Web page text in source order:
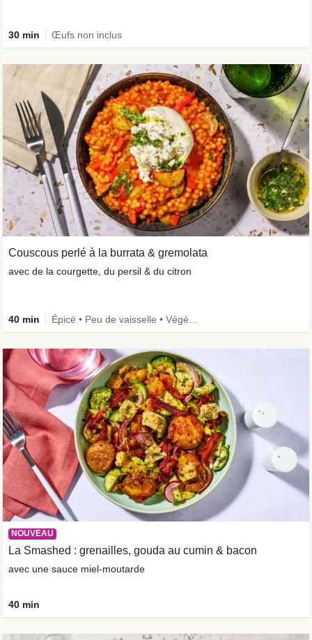
30 min Œufs non inclus
Couscous perlé à la burrata & gremolata
avec de la courgette, du persil & du citron
40 min
NOUVEAU
La Smashed : grenailles, gouda au cumin & bacon
avec une sauce miel-moutarde
40 min